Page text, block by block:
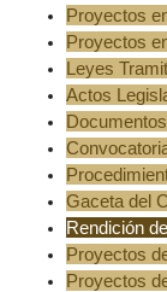
Proyectos
Proyectos
Leyes
Actos
Gaceta del
Rendición
Proyectos
Proyectos